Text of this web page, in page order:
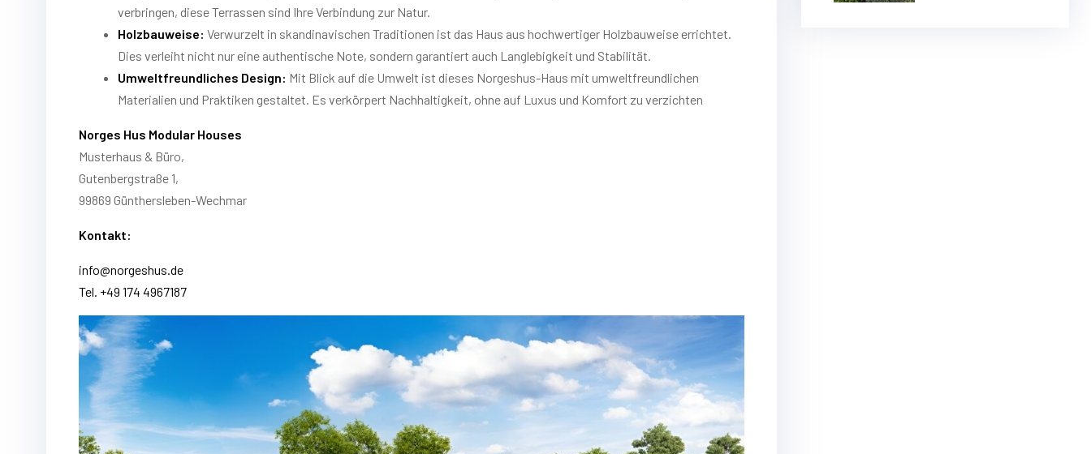
verbringen, diese Terrassen sind Ihre Verbindung zur Natur.
Holzbauweise: Verwurzelt in skandinavischen Traditionen ist das Haus aus hochwertiger Holzbauweise errichtet.
Dies verleiht nicht nur eine authentische Note, sondern garantiert auch Langlebigkeit und Stabilität.
Umweltfreundliches Design: Mit Blick auf die Umwelt ist dieses Norgeshus-Haus mit umweltfreundlichen
Materialien und Praktiken gestaltet. Es verkörpert Nachhaltigkeit, ohne auf Luxus und Komfort zu verzichten
Norges Hus Modular Houses
Musterhaus & Büro,
Gutenbergstraße 1,
99869 Günthersleben-Wechmar
Kontakt:
info@norgeshus.de
Tel. +49 174 4967187